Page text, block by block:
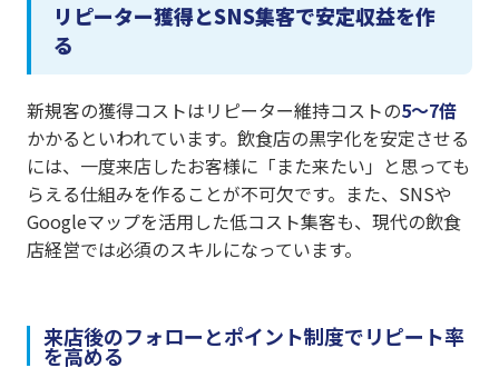
リピーター獲得とSNS集客で安定収益を作
る
新規客の獲得コストはリピーター維持コストの5〜7倍
かかるといわれています。飲食店の黒字化を安定させる
には、一度来店したお客様に「また来たい」と思っても
らえる仕組みを作ることが不可欠です。また、SNSや
Googleマップを活用した低コスト集客も、現代の飲食
店経営では必須のスキルになっています。
来店後のフォローとポイント制度でリピート率
を高める